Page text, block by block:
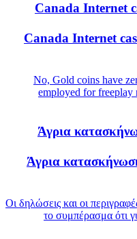
Canada Internet
No, Gold coins have
employed for freeplay
Άγρια
Οι δηλώσεις και οι
το συμπέρασμα ότι